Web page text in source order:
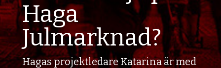
Haga
Julmarknad?
Hagas projektledare Katarina är med